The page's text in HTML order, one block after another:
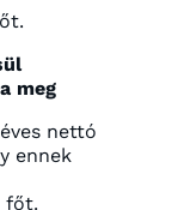
meg
nettó
ennek
főt.